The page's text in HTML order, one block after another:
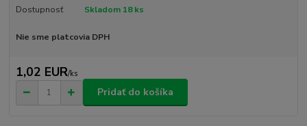
Dostupnosť Skladom 18 ks
Nie sme platcovia DPH
1,02 EUR/ks
Pridať do košíka